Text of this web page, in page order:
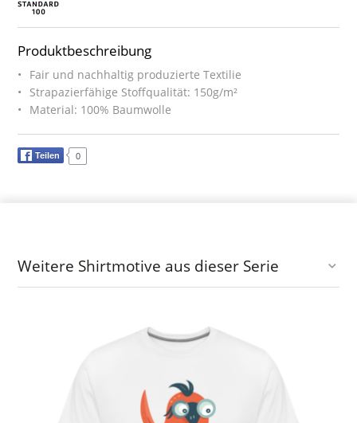
Produktbeschreibung
Fair und nachhaltig produzierte Textilie
Strapazierfähige Stoffqualität: 150g/m²
Material: 100% Baumwolle
Teilen 0
Weitere Shirtmotive aus dieser Serie